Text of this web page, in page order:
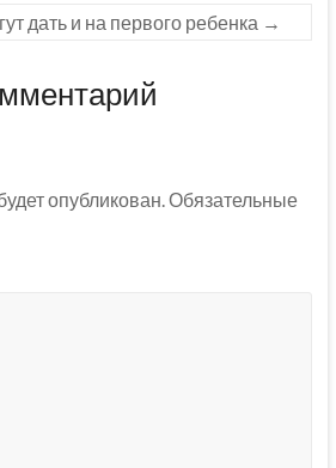
дать и на первого ребенка →
опубликован. Обязательные